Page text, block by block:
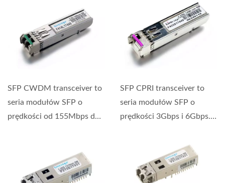
SFP CWDM transceiver to
seria modułów SFP o
prędkości od 155Mbps do
SFP CPRI transceiver to
seria modułów SFP o
prędkości 3Gbps i 6Gbps.